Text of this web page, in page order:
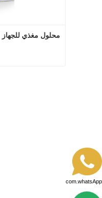
محلول مغذي
com.whatsApp